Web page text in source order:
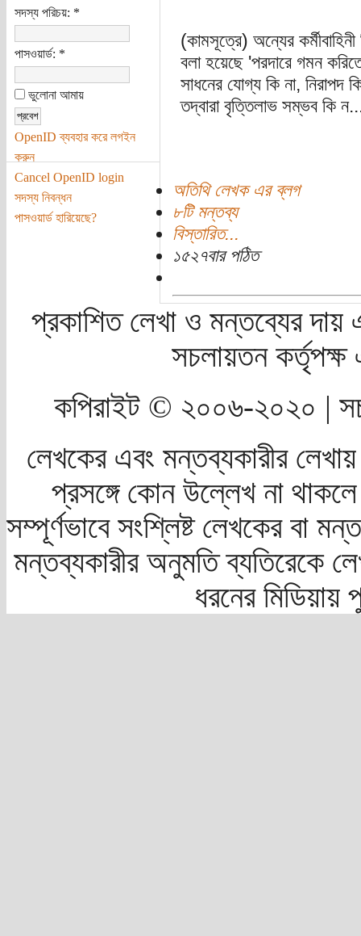
সদস্য পরিচয়: *
পাসওয়ার্ড: *
ভুলোনা আমায়
OpenID ব্যবহার করে লগইন
করুন
Cancel OpenID login
সদস্য নিবন্ধন
পাসওয়ার্ড হারিয়েছে?
(কামসূত্রে) অন্যের
বলা হয়েছে 'পরদারে গমন
সাধনের যোগ্য কি না,
তদ্বারা বৃত্তিলাভ সম্ভব কি
অতিথি লেখক এর ব্লগ
৮টি মন্তব্য
বিস্তারিত...
১৫২৭বার পঠিত
প্রকাশিত লেখা ও মন্তব্যের দায়
সচলায়তন
কপিরাইট © ২০০৬-২০২০ |
লেখকের এবং মন্তব্যকারীর
প্রসঙ্গে কোন উল্লেখ না
সম্পূর্ণভাবে সংশ্লিষ্ট লেখকের বা
মন্তব্যকারীর অনুমতি ব্যতিরেকে
ধরনের মিডিয়ায়